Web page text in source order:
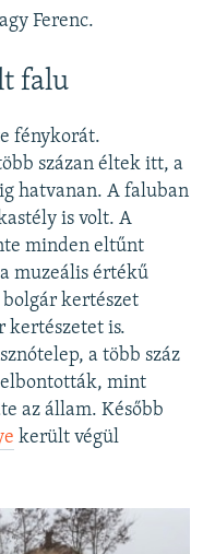
Ferenc.
falu
fénykorát.
százan éltek itt, a
hatvanan. A faluban
is volt. A
minden eltűnt
muzeális értékű
kertészet
kertészetet is.
a több száz
mint
az állam. Később
került végül